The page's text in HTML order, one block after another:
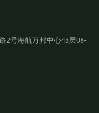
2号海航万邦中心48层08-